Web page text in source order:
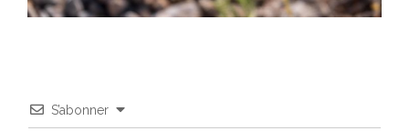
S’abonner